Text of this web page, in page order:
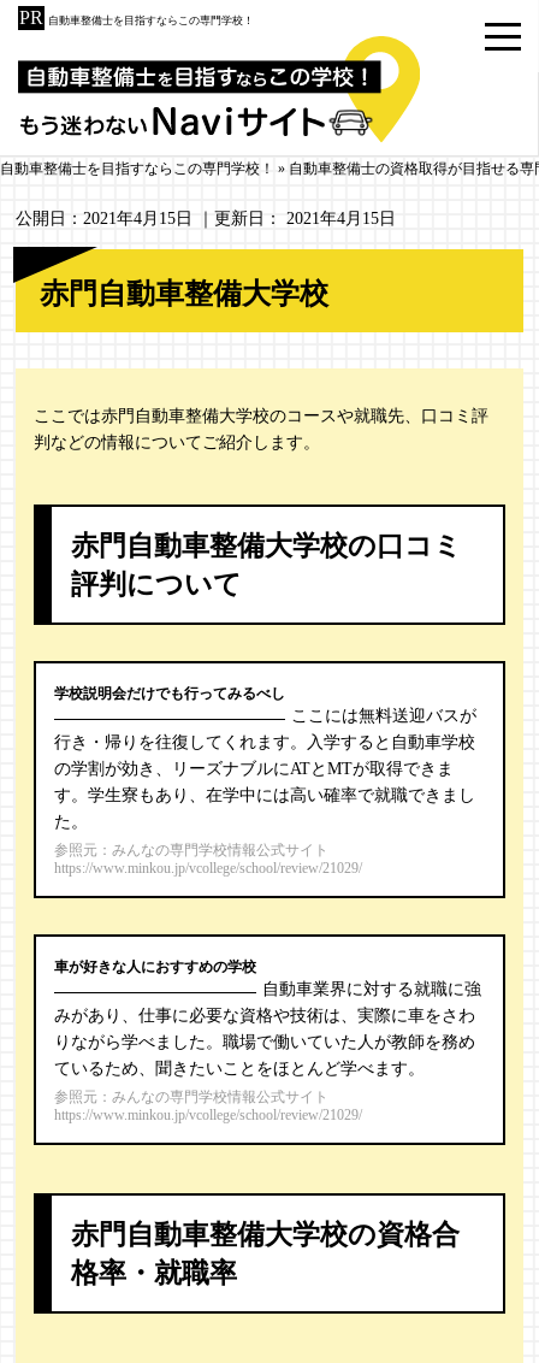
自動車整備士を目指すならこの専門学校！
自動車整備士を目指すならこの専門学校！ » 自動車整備士の資格取得が目指せる専
公開日：2021年4月15日 ｜更新日：2021年4月15日
赤門自動車整備大学校
ここでは赤門自動車整備大学校のコースや就職先、口コミ評
判などの情報についてご紹介します。
赤門自動車整備大学校の口コミ
評判について
学校説明会だけでも行ってみるべし
ここには無料送迎バスが
行き・帰りを往復してくれます。入学すると自動車学校
の学割が効き、リーズナブルにATとMTが取得できま
す。学生寮もあり、在学中には高い確率で就職できまし
た。
参照元：みんなの専門学校情報公式サイト
https://www.minkou.jp/vcollege/school/review/21029/
車が好きな人におすすめの学校
自動車業界に対する就職に強
みがあり、仕事に必要な資格や技術は、実際に車をさわ
りながら学べました。職場で働いていた人が教師を務め
ているため、聞きたいことをほとんど学べます。
参照元：みんなの専門学校情報公式サイト
https://www.minkou.jp/vcollege/school/review/21029/
赤門自動車整備大学校の資格合
格率・就職率